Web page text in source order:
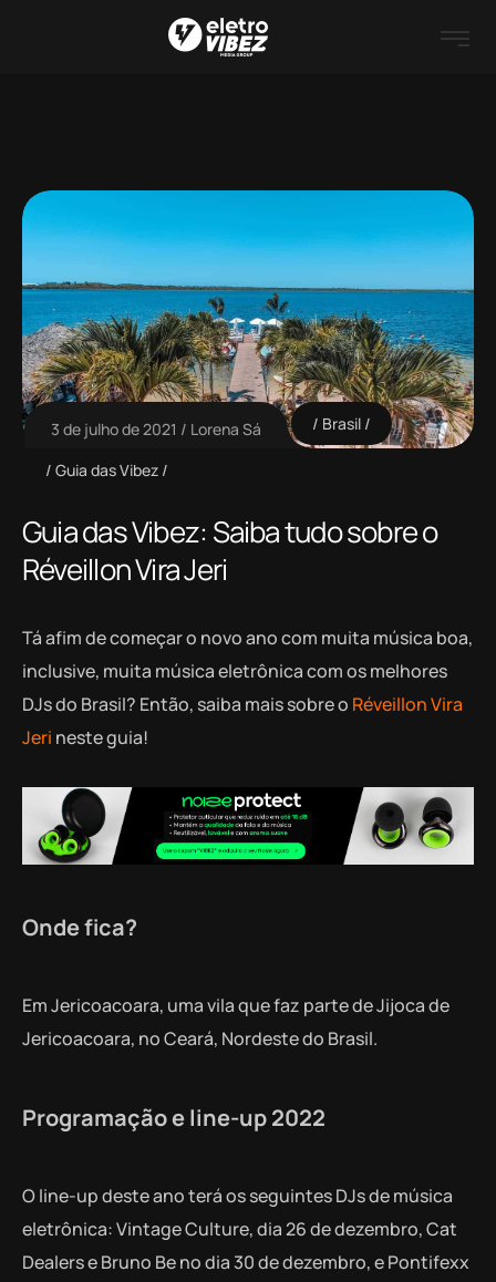
3 de julho de 2021 Lorena Sá Brasil
Guia das Vibez
Guia das Vibez: Saiba tudo sobre o
Réveillon Vira Jeri
Tá afim de começar o novo ano com muita música boa,
inclusive, muita música eletrônica com os melhores
DJs do Brasil? Então, saiba mais sobre o Réveillon Vira
Jeri neste guia!
Onde fica?
Em Jericoacoara, uma vila que faz parte de Jijoca de
Jericoacoara, no Ceará, Nordeste do Brasil.
Programação e line-up 2022
O line-up deste ano terá os seguintes DJs de música
eletrônica: Vintage Culture, dia 26 de dezembro, Cat
Dealers e Bruno Be no dia 30 de dezembro, e Pontifexx